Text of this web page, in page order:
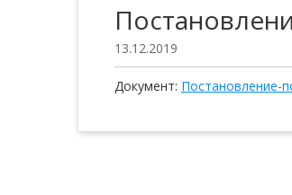
13.12.2019
Документ: Постановление-